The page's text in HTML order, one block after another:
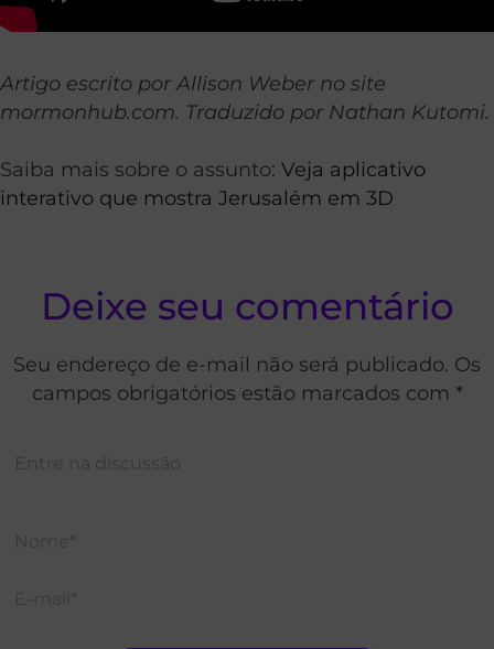
Artigo escrito por Allison Weber no site
mormonhub.com. Traduzido por Nathan Kutomi.
Saiba mais sobre o assunto: Veja aplicativo
interativo que mostra Jerusalém em 3D
Deixe seu comentário
Seu endereço de e-mail não será publicado. Os
campos obrigatórios estão marcados com *